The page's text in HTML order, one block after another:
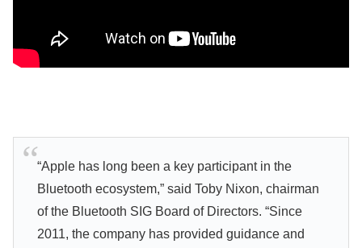
“Apple has long been a key participant in the
Bluetooth ecosystem,” said Toby Nixon, chairman
of the Bluetooth SIG Board of Directors. “Since
2011, the company has provided guidance and